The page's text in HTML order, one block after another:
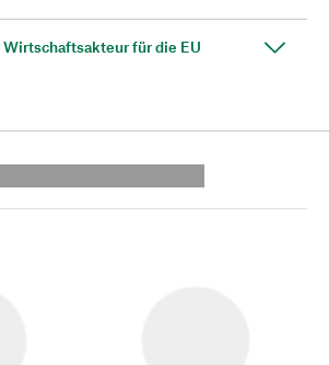
für die EU